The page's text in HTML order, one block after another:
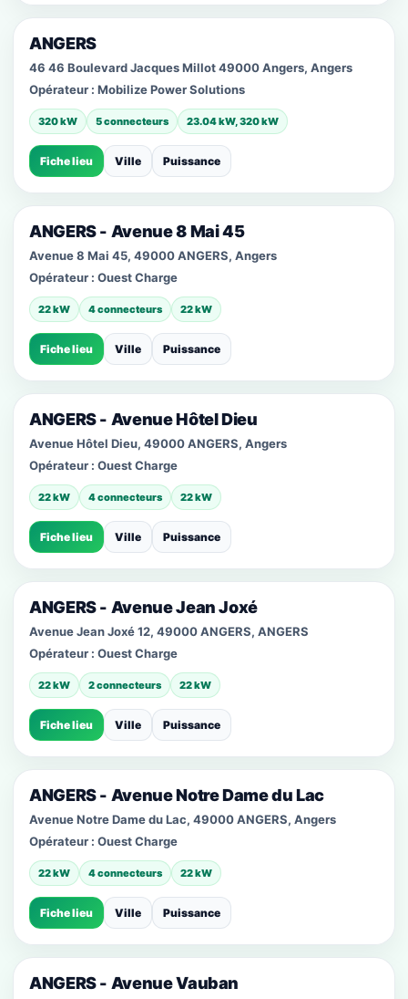
ANGERS
46 46 Boulevard Jacques Millot 49000 Angers, Angers
Opérateur : Mobilize Power Solutions
320 kW 5 connecteurs 23.04 kW, 320 kW
Fiche lieu Ville Puissance
ANGERS - Avenue 8 Mai 45
Avenue 8 Mai 45, 49000 ANGERS, Angers
Opérateur : Ouest Charge
22 kW 4 connecteurs 22 kW
Fiche lieu Ville Puissance
ANGERS - Avenue Hôtel Dieu
Avenue Hôtel Dieu, 49000 ANGERS, Angers
Opérateur : Ouest Charge
22 kW 4 connecteurs 22 kW
Fiche lieu Ville Puissance
ANGERS - Avenue Jean Joxé
Avenue Jean Joxé 12, 49000 ANGERS, ANGERS
Opérateur : Ouest Charge
22 kW 2 connecteurs 22 kW
Fiche lieu Ville Puissance
ANGERS - Avenue Notre Dame du Lac
Avenue Notre Dame du Lac, 49000 ANGERS, Angers
Opérateur : Ouest Charge
22 kW 4 connecteurs 22 kW
Fiche lieu Ville Puissance
ANGERS - Avenue Vauban